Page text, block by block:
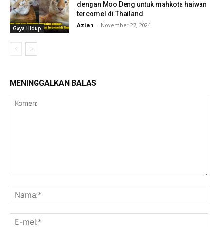
Gaya Hidup
dengan Moo Deng untuk mahkota haiwan
tercomel di Thailand
Azian - November 27, 2024
MENINGGALKAN BALAS